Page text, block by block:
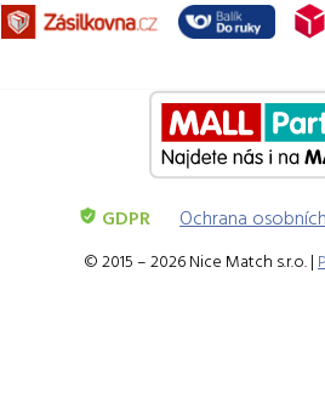
GDPR Ochrana
© 2015 – 2026 Nice Match s.r.o. |